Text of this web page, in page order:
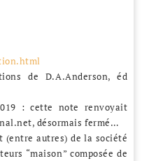
de D.A.Anderson, éd
: cette note renvoyait
désormais fermé…
autres) de la société
“maison” composée de